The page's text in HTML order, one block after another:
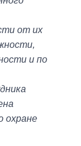
от их
и по
охране